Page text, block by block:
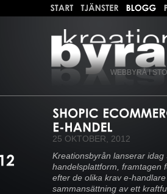
WEBBYRÅ I
25 OKTOBER, 2012
Kreationsbyrån lanserar
handelsplattform, framtagen
efter de olika krav e-
sammansättning av ett